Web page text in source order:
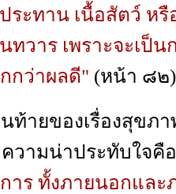
ระทาน เนื้อสัตว์ หรื
ทวาร เพราะจะเป็
กว่าผลดี" (หน้า ๘๒)
ท้ายของเรื่องสุขภ
วามน่าประทับใจคื
าร ทั้งภายนอกและ